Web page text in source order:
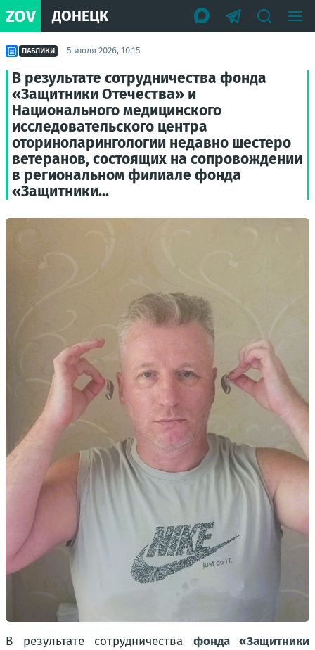
ZOV ДОНЕЦК
ПАБЛИКИ 5 июля 2026, 10:15
В результате сотрудничества фонда
«Защитники Отечества» и
Национального медицинского
исследовательского центра
оториноларингологии недавно шестеро
ветеранов, состоящих на сопровождении
в региональном филиале фонда
«Защитники...
В результате сотрудничества фонда «Защитники